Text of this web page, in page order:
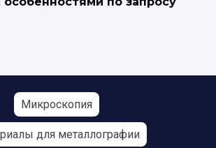
Микроскопия
для металлографии